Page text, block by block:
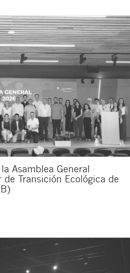
Asamblea General
Transición Ecológica de